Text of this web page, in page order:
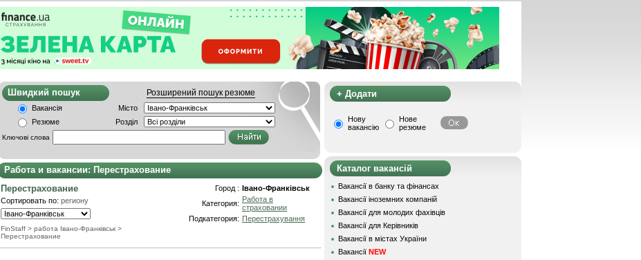
Швидкий пошук Розширений пошук резюме
Вакансія
Місто
Резюме
Розділ
Ключові слова
Работа и вакансии: Перестрахование
Перестрахование
Сортировать по: региону
FinStaff > работа Івано-Франківськ >
Перестрахование
Город : Івано-Франківськ
Категория: Работа в
страховании
Подкатегория: Перестрахування
+ Додати
Нову
вакансію
Нове
резюме
Каталог вакансій
Вакансії в банку та фінансах
Вакансії іноземних компаній
Вакансії для молодих фахівців
Вакансії для Керівників
Вакансії в містах України
Вакансії NEW